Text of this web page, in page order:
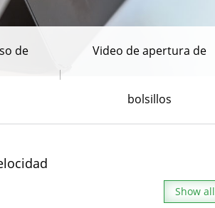
de Video de apertura de
bolsillos
Show all